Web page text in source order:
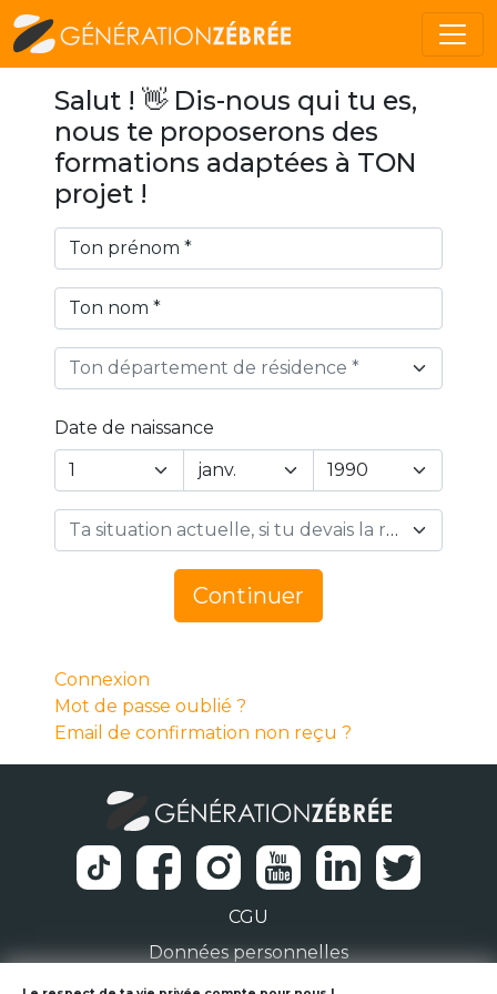
Salut ! 👋 Dis-nous qui tu es,
nous te proposerons des
formations adaptées à TON
projet !
Ton département de résidence *
Date de naissance
Year
Day
Ta situation actuelle, si tu devais la résumer en 1 mot… *
Continuer
Connexion
Mot de passe oublié ?
Email de confirmation non reçu ?
CGU
Données personnelles